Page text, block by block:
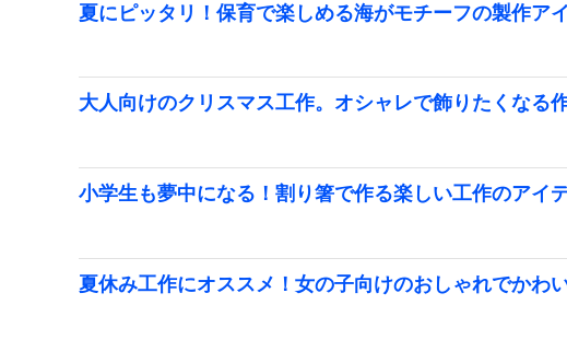
夏にピッタリ！保育で楽しめる海がモチーフの製作ア
大人向けのクリスマス工作。オシャレで飾りたくなる
小学生も夢中になる！割り箸で作る楽しい工作のアイ
夏休み工作にオススメ！女の子向けのおしゃれでかわ